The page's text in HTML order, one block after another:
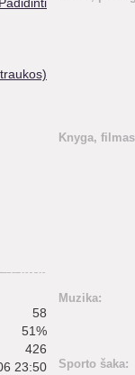
58
51%
426
23:50
Knyga,
Muzika:
Sporto šaka: